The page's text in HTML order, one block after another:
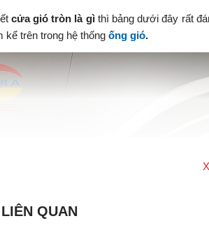
cửa gió tròn là gìthì bảng dưới đây rất
kể trên trong hệ thống ống gió.
QUAN